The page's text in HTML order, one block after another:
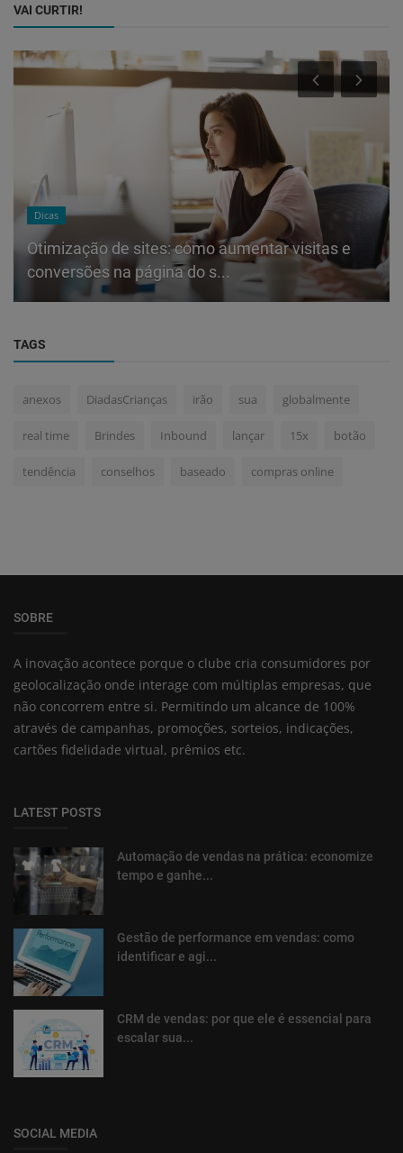
VAI CURTIR!
Dicas
Otimização de sites: como aumentar visitas e
conversões na página do s...
TAGS
anexos DiadasCrianças irão sua globalmente
real time Brindes Inbound lançar 15x botão
tendência conselhos baseado compras online
SOBRE
A inovação acontece porque o clube cria consumidores por
geolocalização onde interage com múltiplas empresas, que
não concorrem entre si. Permitindo um alcance de 100%
através de campanhas, promoções, sorteios, indicações,
cartões fidelidade virtual, prêmios etc.
LATEST POSTS
Automação de vendas na prática: economize
tempo e ganhe...
Gestão de performance em vendas: como
identificar e agi...
CRM de vendas: por que ele é essencial para
escalar sua...
SOCIAL MEDIA